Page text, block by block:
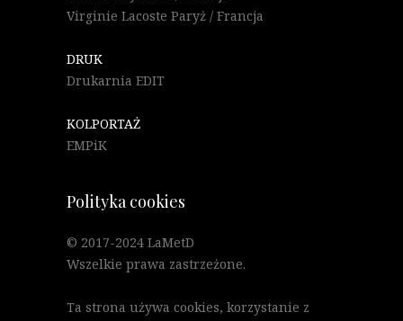
Virginie Lacoste Paryż / Francja
DRUK
Drukarnia EDIT
KOLPORTAŻ
EMPiK
Polityka cookies
© 2017-2024 LaMetD
Wszelkie prawa zastrzeżone.
Ta strona używa cookies, korzystanie z